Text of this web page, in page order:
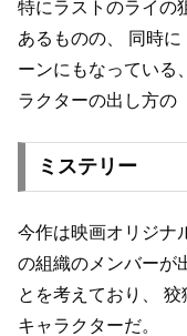
特にラストのライの
あるものの、
同時
ーンにもなっている、
ラクターの出し方の
ミステリー
今作は映画オリジナ
の組織のメンバーが
とを考えており、
狡
キャラクターだ。